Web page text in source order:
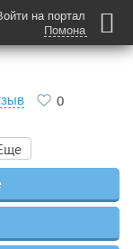
на портал
Помона
0